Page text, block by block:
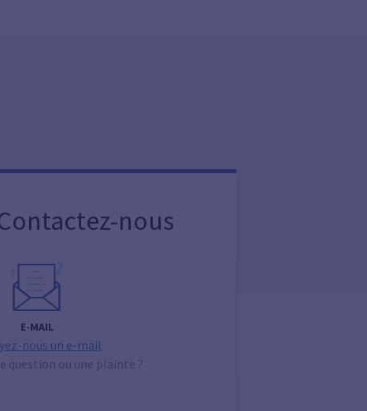
nous
E-MAIL
nous un e-mail
question ou une plainte ?